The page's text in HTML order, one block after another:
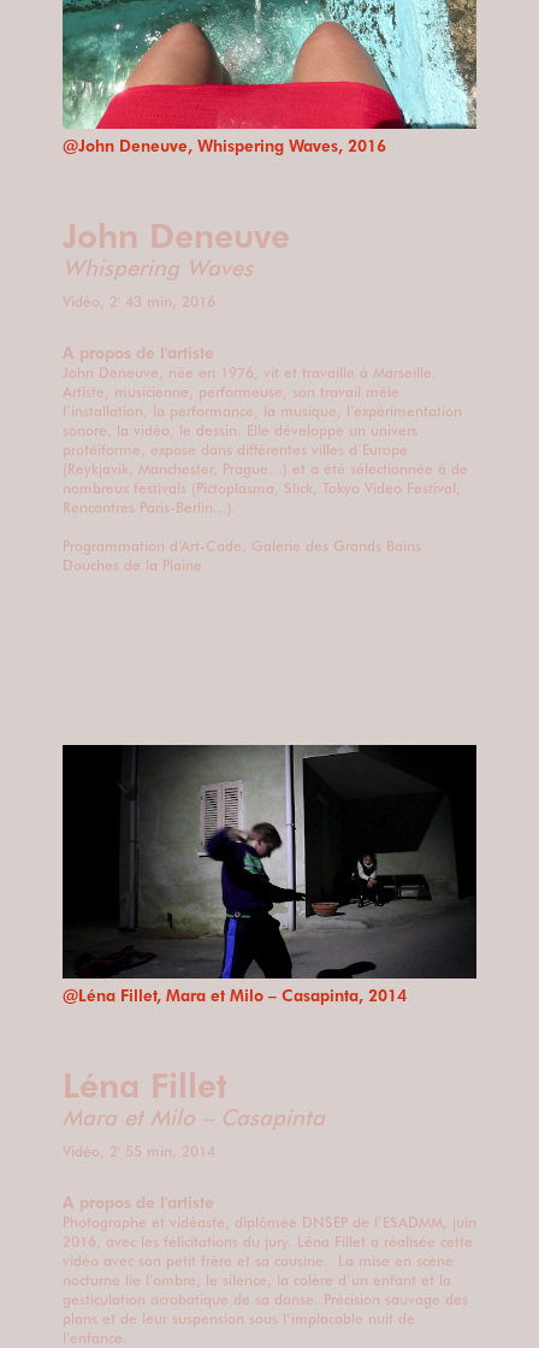
@John Deneuve, Whispering Waves, 2016
John Deneuve
Whispering Waves
Vidéo, 2' 43 min, 2016
A propos de l'artiste
John Deneuve, née en 1976, vit et travaille à Marseille.
Artiste, musicienne, performeuse, son travail mêle
l’installation, la performance, la musique, l’expérimentation
sonore, la vidéo, le dessin. Elle développe un univers
protéiforme, expose dans différentes villes d’Europe
(Reykjavik, Manchester, Prague…) et a été sélectionnée à de
nombreux festivals (Pictoplasma, Slick, Tokyo Video Festival,
Rencontres Paris-Berlin…).
Programmation d’Art-Cade, Galerie des Grands Bains
Douches de la Plaine
@Léna Fillet, Mara et Milo – Casapinta‬, 2014
Léna Fillet
Mara et Milo – Casapinta‬
Vidéo, 2' 55 min, 2014
A propos de l'artiste
Photographe et vidéaste, diplômée DNSEP de l’ESADMM, juin
2016, avec les félicitations du jury. Léna Fillet a réalisée cette
vidéo avec son petit frère et sa cousine. La mise en scène
nocturne lie l’ombre, le silence, la colère d’un enfant et la
gesticulation acrobatique de sa danse. Précision sauvage des
plans et de leur suspension sous l’implacable nuit de
l’enfance.